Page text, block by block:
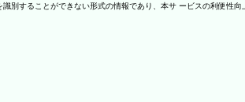
別することができない形式の情報であり、本サ ービスの利便性